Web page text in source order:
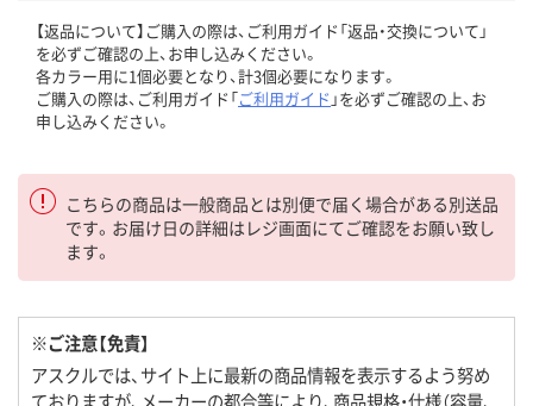
【返品について】ご購入の際は、ご利用ガイド「返品・交換について」
を必ずご確認の上、お申し込みください。
各カラー用に1個必要となり、計3個必要になります。
ご購入の際は、ご利用ガイド「ご利用ガイド 」を必ずご確認の上、お
申し込みください。
こちらの商品は一般商品とは別便で届く場合がある別送品
です。お届け日の詳細はレジ画面にてご確認をお願い致し
ます。
※ご注意【免責】
アスクルでは、サイト上に最新の商品情報を表示するよう努め
ておりますが、メーカーの都合等により、商品規格・仕様（容量、